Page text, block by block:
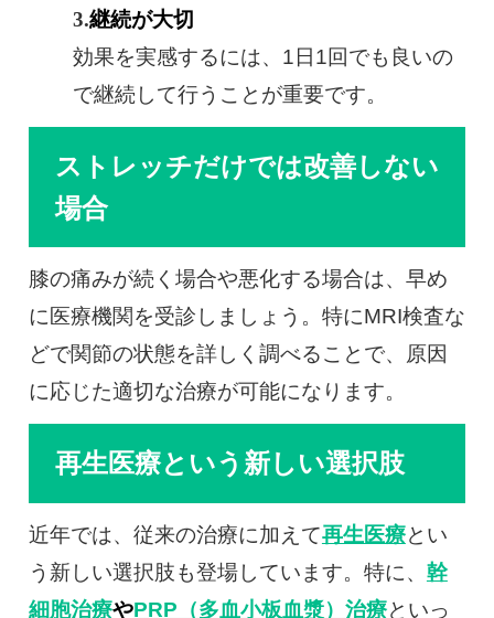
継続が大切
効果を実感するには、1日1回でも良いの
で継続して行うことが重要です。
ストレッチだけでは改善しない
場合
膝の痛みが続く場合や悪化する場合は、早め
に医療機関を受診しましょう。特にMRI検査な
どで関節の状態を詳しく調べることで、原因
に応じた適切な治療が可能になります。
再生医療という新しい選択肢
近年では、従来の治療に加えて再生医療とい
う新しい選択肢も登場しています。特に、 幹
細胞治療やPRP（多血小板血漿）治療といっ